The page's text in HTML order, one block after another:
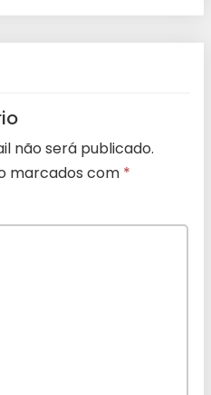
não será publicado.
marcados com *